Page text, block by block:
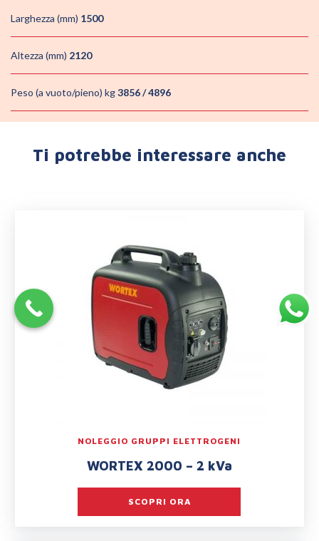
Larghezza (mm) 1500
Altezza (mm) 2120
Peso (a vuoto/pieno) kg3856 / 4896
Ti potrebbe interessare anche
NOLEGGIO GRUPPI ELETTROGENI
WORTEX 2000 – 2 kVa
SCOPRI ORA